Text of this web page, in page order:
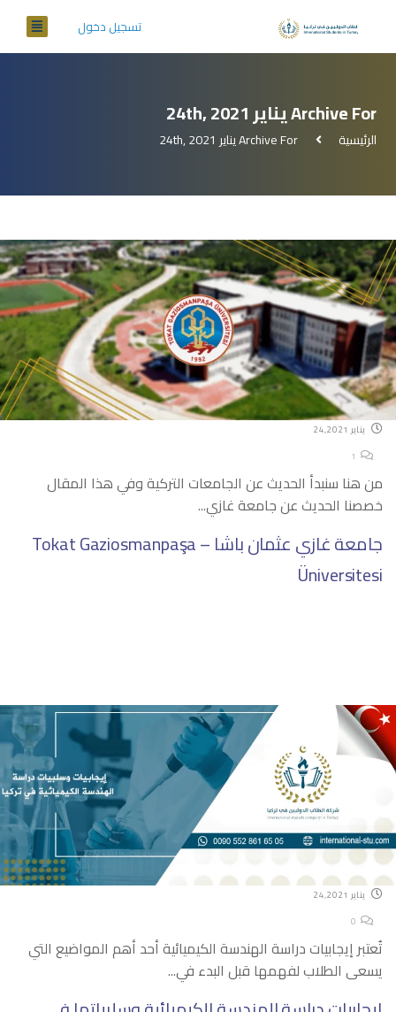
تسجيل دخول
Archive For يناير 24th, 2021
الرئيسية Archive For يناير 24th, 2021
يناير 24,2021
جامعة غازي عثمان باشا – Tokat Gaziosmanpaşa
Üniversitesi
من هنا سنبدأ الحديث عن الجامعات التركية وفي هذا المقال
خصصنا الحديث عن جامعة غازي...
1
يناير 24,2021
تُعتبر إيجابيات دراسة الهندسة الكيميائية أحد أهم المواضيع التي
يسعى الطلاب لفهمها قبل البدء في...
0